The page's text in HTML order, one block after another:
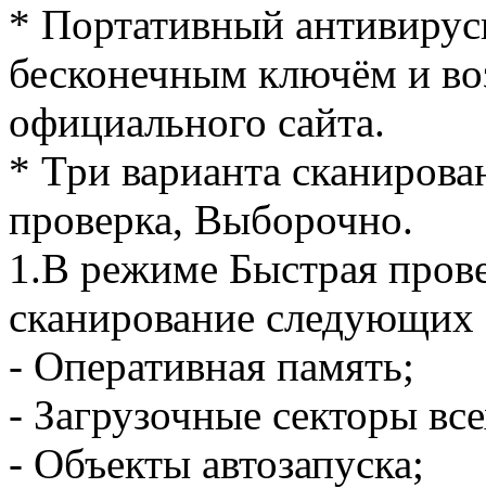
* Портативный
бесконечным ключём и
официального сайта.
* Три варианта
проверка, Выборочно.
1.В режиме Быстрая
сканирование следующих
- Оперативная память;
- Загрузочные секторы
- Объекты автозапуска;